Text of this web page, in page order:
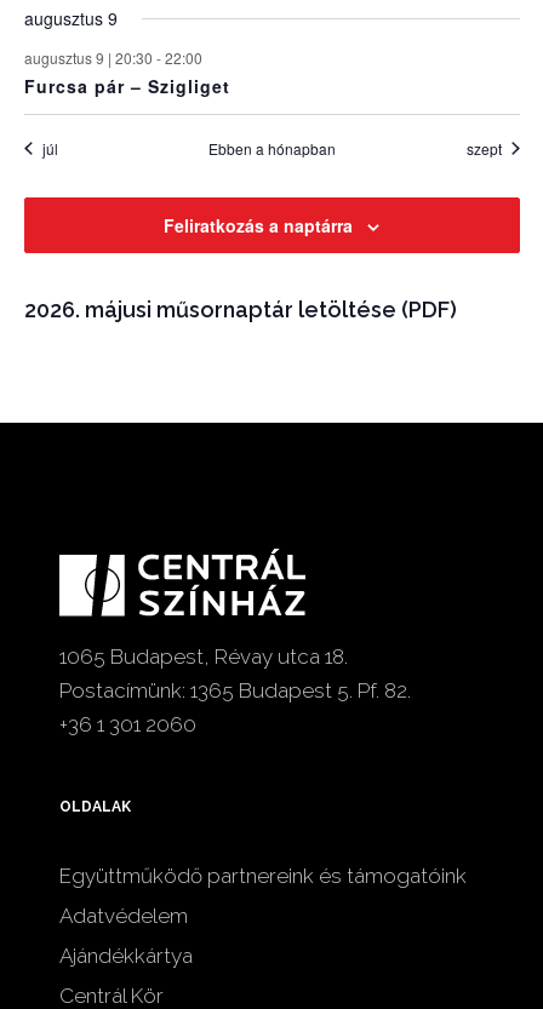
augusztus 9
augusztus 9 | 20:30 -22:00
Furcsa pár – Szigliget
júl Ebben a hónapban szept
Feliratkozás a naptárra
2026. májusi műsornaptár letöltése (PDF)
1065 Budapest, Révay utca 18.
Postacímünk: 1365 Budapest 5. Pf. 82.
+36 1 301 2060
OLDALAK
Együttműködő partnereink és támogatóink
Adatvédelem
Ajándékkártya
Centrál Kör